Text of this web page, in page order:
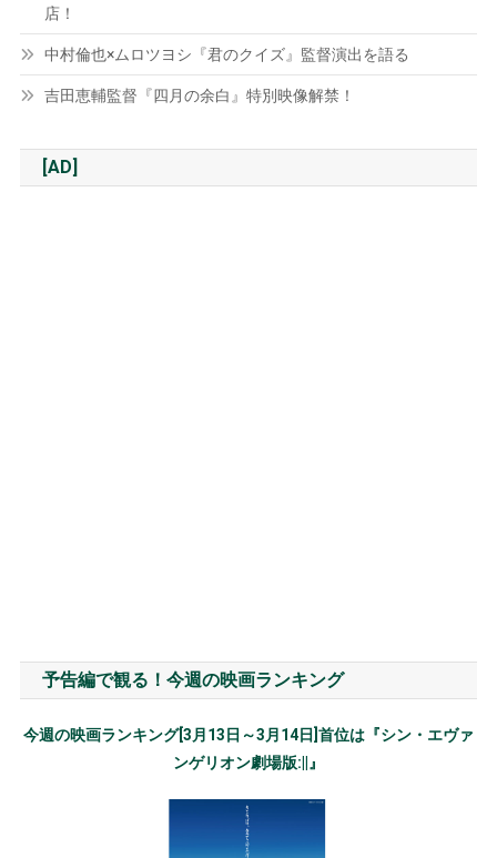
店！
中村倫也×ムロツヨシ『君のクイズ』監督演出を語る
吉田恵輔監督『四月の余白』特別映像解禁！
[AD]
予告編で観る！今週の映画ランキング
今週の映画ランキング[3月13日～3月14日]首位は『シン・エヴァ
ンゲリオン劇場版:||』